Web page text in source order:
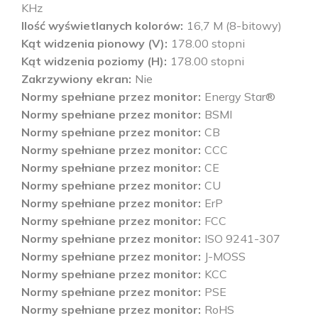
KHz
Ilość wyświetlanych kolorów 16,7 M (8-bitowy)
Kąt widzenia pionowy (V)
178.00 stopni
Kąt widzenia poziomy (H)
178.00 stopni
Zakrzywiony ekran Nie
Normy spełniane przez monitor Energy Star®
Normy spełniane przez monitor BSMI
Normy spełniane przez monitor CB
Normy spełniane przez monitor CCC
Normy spełniane przez monitor CE
Normy spełniane przez monitor CU
Normy spełniane przez monitor ErP
Normy spełniane przez monitor FCC
Normy spełniane przez monitor ISO 9241-307
Normy spełniane przez monitor J-MOSS
Normy spełniane przez monitor KCC
Normy spełniane przez monitor PSE
Normy spełniane przez monitor RoHS